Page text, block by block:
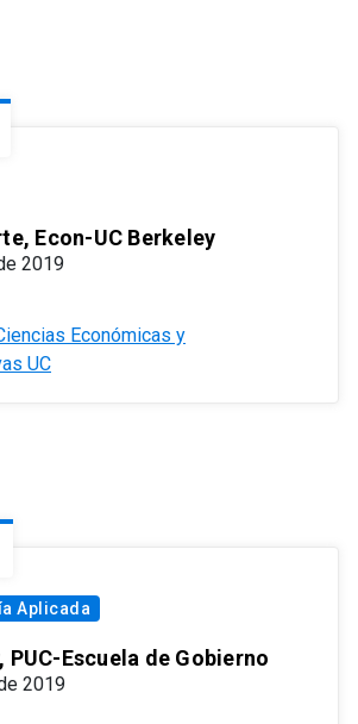
Econ-UC Berkeley
2019
Económicas y
UC
Aplicada
PUC-Escuela de Gobierno
2019